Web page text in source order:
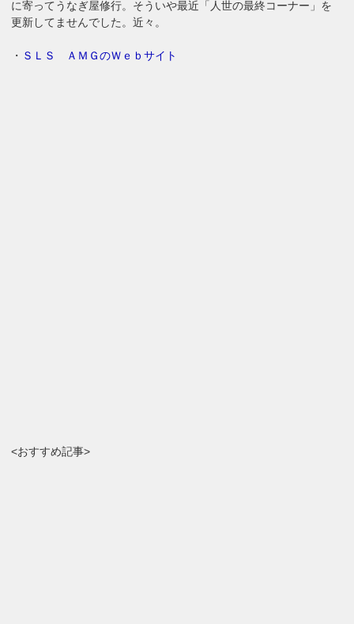
に寄ってうなぎ屋修行。そういや最近「人世の最終コーナー」を
更新してませんでした。近々。
・ ＳＬＳ ＡＭＧのＷｅｂサイト
<おすすめ記事>